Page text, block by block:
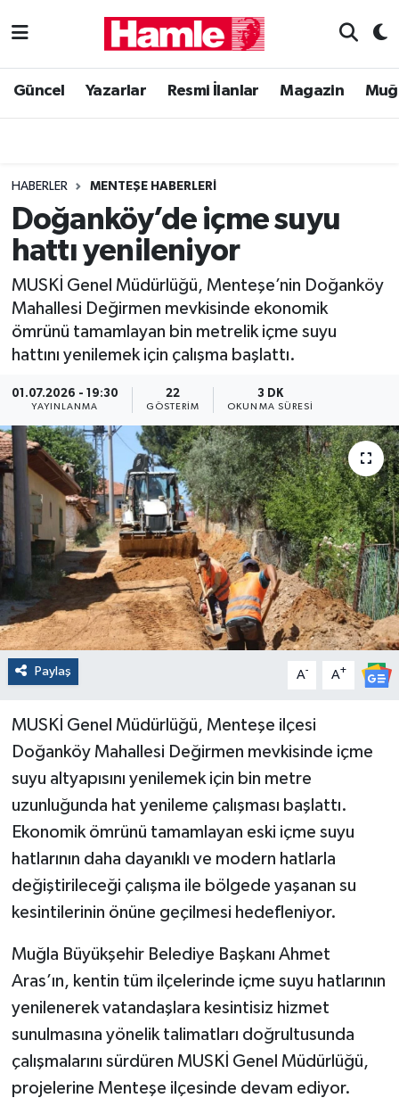
Güncel Yazarlar Resmi İlanlar Magazin
HABERLER MENTEŞE HABERLERI
Doğanköy’de içme suyu
hattı yenileniyor
MUSKİ Genel Müdürlüğü, Menteşe’nin Doğanköy
Mahallesi Değirmen mevkisinde ekonomik
ömrünü tamamlayan bin metrelik içme suyu
hattını yenilemek için çalışma başlattı.
01.07.2026 - 19:30
YAYINLANMA
22
GÖSTERIM
3 DK
OKUNMA SÜRESI
Paylaş A- A+
MUSKİ Genel Müdürlüğü, Menteşe ilçesi
Doğanköy Mahallesi Değirmen mevkisinde içme
suyu altyapısını yenilemek için bin metre
uzunluğunda hat yenileme çalışması başlattı.
Ekonomik ömrünü tamamlayan eski içme suyu
hatlarının daha dayanıklı ve modern hatlarla
değiştirileceği çalışma ile bölgede yaşanan su
kesintilerinin önüne geçilmesi hedefleniyor.
Muğla Büyükşehir Belediye Başkanı Ahmet
Aras’ın, kentin tüm ilçelerinde içme suyu hatlarının
yenilenerek vatandaşlara kesintisiz hizmet
sunulmasına yönelik talimatları doğrultusunda
çalışmalarını sürdüren MUSKİ Genel Müdürlüğü,
projelerine Menteşe ilçesinde devam ediyor.
Güncel
Magazin
Muğla Haber
Siyaset
Muğla Nöbetçi Eczaneler
Muğla Trafik Yoğunluk Haritası
Süper Lig Puan Durumu ve Fikstür
Tüm Manşetler
Son Dakika Haberleri
Haber Arşivi